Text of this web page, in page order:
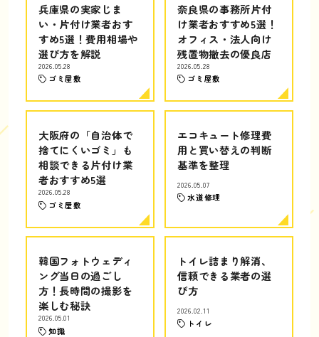
兵庫県の実家じま
い・片付け業者おす
すめ5選！費用相場や
選び方を解説
2026.05.28
ゴミ屋敷
奈良県の事務所片付
け業者おすすめ5選！
オフィス・法人向け
残置物撤去の優良店
2026.05.28
ゴミ屋敷
大阪府の「自治体で
捨てにくいゴミ」も
相談できる片付け業
者おすすめ5選
2026.05.28
ゴミ屋敷
エコキュート修理費
用と買い替えの判断
基準を整理
2026.05.07
水道修理
韓国フォトウェディ
ング当日の過ごし
方！長時間の撮影を
楽しむ秘訣
2026.05.01
知識
トイレ詰まり解消、
信頼できる業者の選
び方
2026.02.11
トイレ